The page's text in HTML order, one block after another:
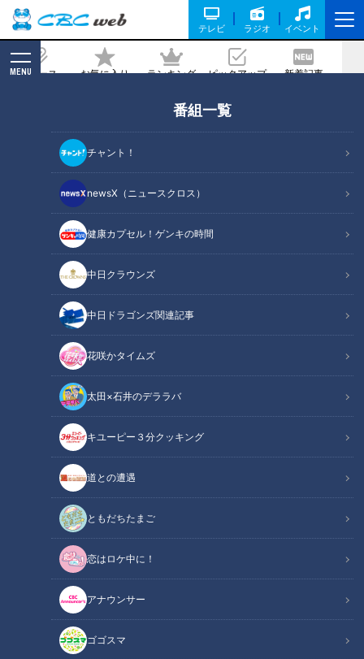
テレビ ラジオ イベント
ニュース お気に入り ランキング ピックアップ 新着記事
MENU
番組一覧
チャント！
newsX（ニュースクロス）
健康カプセル！ゲンキの時間
中日クラウンズ
中日ドラゴンズ関連記事
花咲かタイムズ
太田×石井のデララバ
キユーピー３分クッキング
道との遭遇
ともだちたまご
恋はロケ中に！
アナウンサー
ゴゴスマ
縄キャンプ、注目は新背番号の選手たち
記事に戻る
鵜飼航丞選手(C)CBCテレビ
この記事の画像